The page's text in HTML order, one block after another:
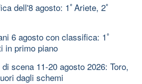
dell'8 agosto: 1ﾟAriete, 2ﾟ
6 agosto con classifica: 1ﾟ
in primo piano
scena 11-20 agosto 2026: Toro,
dagli schemi